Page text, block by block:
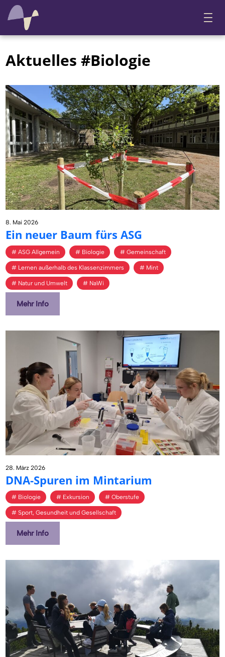
Aktuelles #Biologie
8. Mai 2026
Ein neuer Baum fürs ASG
ASG Allgemein Biologie Gemeinschaft
Lernen außerhalb des Klassenzimmers Mint
Natur und Umwelt NaWi
Mehr Info
28. März 2026
DNA-Spu­ren im Min­ta­ri­um
Biologie Exkursion Oberstufe
Sport, Gesundheit und Gesellschaft
Mehr Info